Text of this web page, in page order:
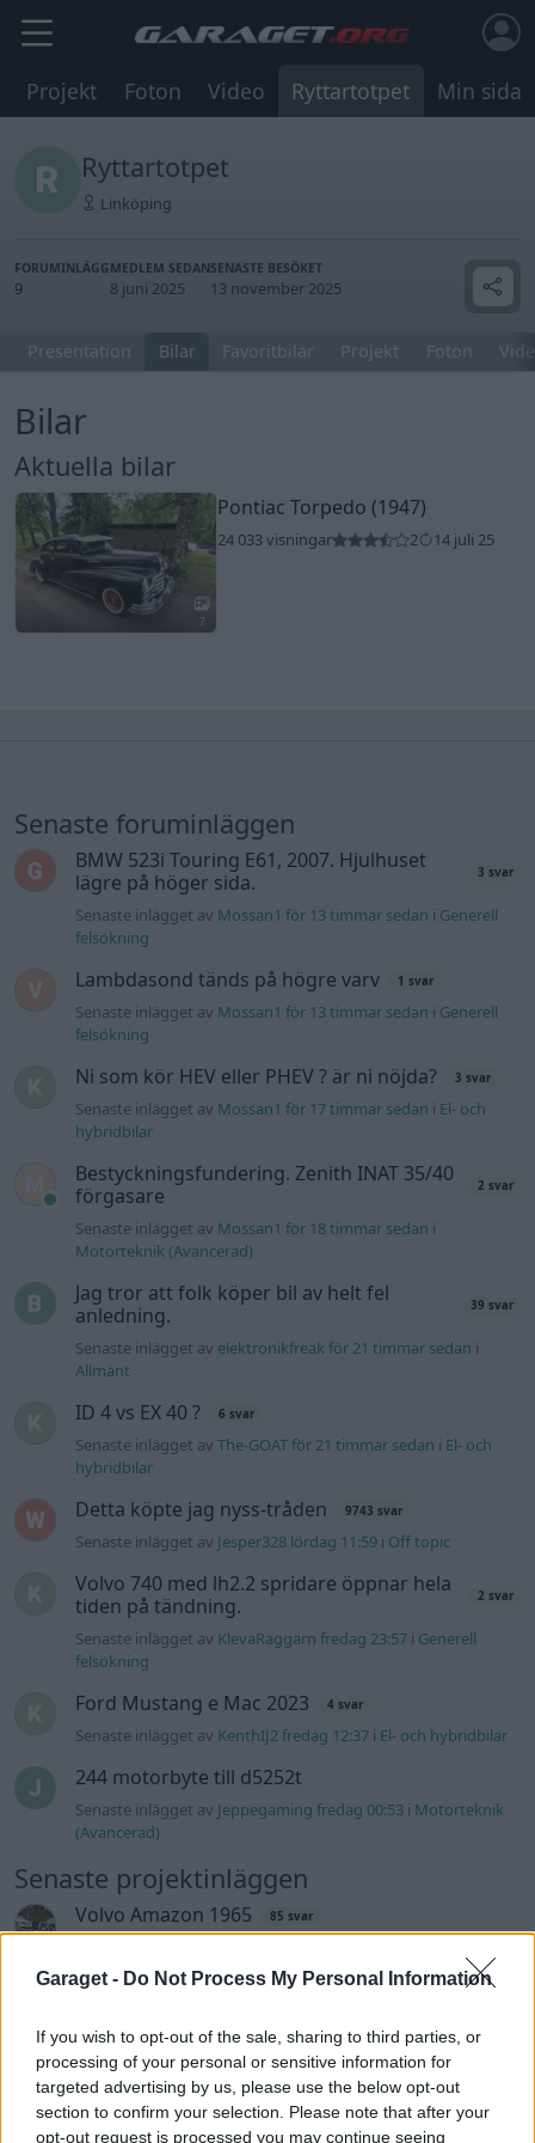
Garaget - Do Not Process My Personal Information
If you wish to opt-out of the sale, sharing to third parties, or
processing of your personal or sensitive information for
targeted advertising by us, please use the below opt-out
section to confirm your selection. Please note that after your
opt-out request is processed you may continue seeing
Projekt Foton Video Ryttartotpet Min sida
Ryttartotpet
Linköping
FORUMINLÄGG
9
MEDLEM SEDAN
8 juni 2025
SENASTE BESÖKET
13 november 2025
Presentation Bilar Favoritbilar Projekt Foton
Bilar
Aktuella bilar
7
Pontiac Torpedo (1947)
24 033 visningar 2 14 juli 25
Senaste foruminläggen
BMW 523i Touring E61, 2007. Hjulhuset
lägre på höger sida.
3 svar
Senaste inlägget av Mossan1 för 13 timmar sedan i Generell
felsökning
Lambdasond tänds på högre varv 1 svar
Senaste inlägget av Mossan1 för 13 timmar sedan i Generell
felsökning
Ni som kör HEV eller PHEV ? är ni nöjda? 3 svar
Senaste inlägget av Mossan1 för 17 timmar sedan i El- och
hybridbilar
Bestyckningsfundering. Zenith INAT 35/40
förgasare
2 svar
Senaste inlägget av Mossan1 för 18 timmar sedan i
Motorteknik (Avancerad)
Jag tror att folk köper bil av helt fel
anledning.
39 svar
Senaste inlägget av elektronikfreak för 21 timmar sedan i
Allmänt
ID 4 vs EX 40 ? 6 svar
Senaste inlägget avThe-GOAT för 21 timmar sedan i El- och
hybridbilar
Detta köpte jag nyss-tråden 9743 svar
Senaste inlägget av Jesper328 lördag 11:59 i Off topic
Volvo 740 med lh2.2 spridare öppnar hela
tiden på tändning.
2 svar
Senaste inlägget av KlevaRaggarn fredag 23:57 i Generell
felsökning
Ford Mustang e Mac 2023 4 svar
Senaste inlägget av KenthIJ2 fredag 12:37 i El- och hybridbilar
244 motorbyte till d5252t
Senaste inlägget av Jeppegaming fredag 00:53 i Motorteknik
(Avancerad)
Senaste projektinläggen
Volvo Amazon 1965 85 svar
A90 Supra 387 svar
Projekt
Vw 1956 oval prosjekt 12 svar
Senaste inlägget avjarleb lördag 21:29iProjekt